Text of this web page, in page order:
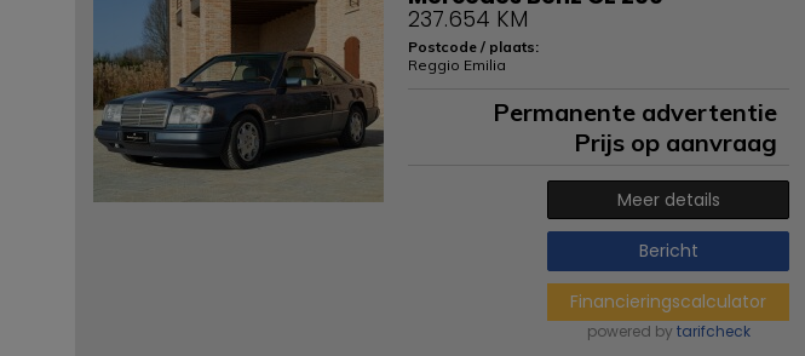
237.654 KM
Postcode / plaats:
Reggio Emilia
Permanente advertentie
Prijs op aanvraag
Meer details
Bericht
Financieringscalculator
powered by tarifcheck